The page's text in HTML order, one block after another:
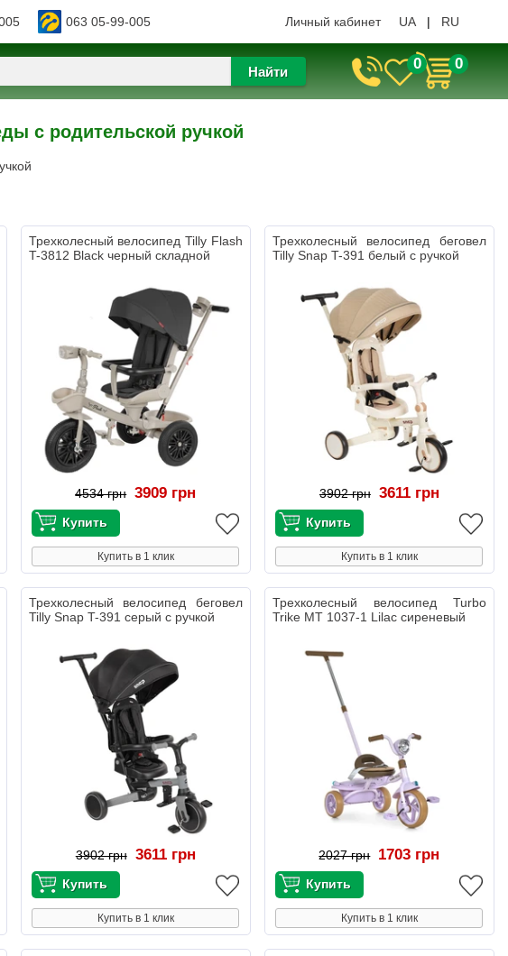
063 05-99-005 Личный кабинет UA | RU
Найти 0 0
с родительской ручкой
Трехколесный велосипед Tilly Flash
T-3812 Black черный складной
4534 грн 3909 грн
Купить в 1 клик
Трехколесный велосипед беговел
Tilly Snap T-391 белый с ручкой
3902 грн 3611 грн
Купить в 1 клик
Трехколесный велосипед беговел
Tilly Snap T-391 серый с ручкой
3902 грн 3611 грн
Купить в 1 клик
Трехколесный велосипед Turbo
Trike MT 1037-1 Lilac сиреневый
2027 грн 1703 грн
Купить в 1 клик